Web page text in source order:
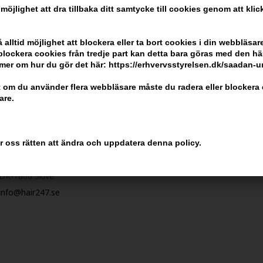
att dra tillbaka ditt samtycke till cookies genom att
alltid möjlighet att blockera eller ta bort cookies i din
cookies från tredje part kan detta bara göras med den
om hur du gör det här: https://erhvervsstyrelsen.dk/saadan-
om du använder flera webbläsare måste du radera eller blockera
oss rätten att ändra och uppdatera denna policy.
7800 Skive
info@hair247.se
100%